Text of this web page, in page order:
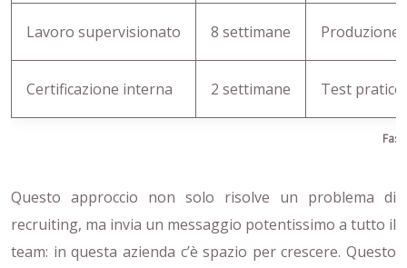
Lavoro supervisionato 8 settimane Produzione
Certificazione interna 2 settimane Test
Questo approccio non solo risolve un problema di
recruiting, ma invia un messaggio potentissimo a tutto il
team: in questa azienda c’è spazio per crescere. Questo